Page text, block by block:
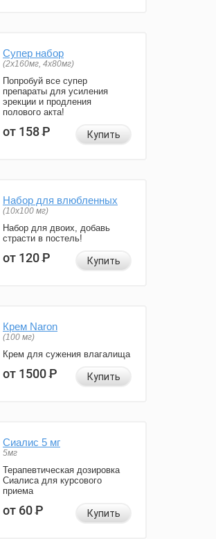
Супер набор
(2х160мг, 4х80мг)
Попробуй все супер
препараты для усиления
эрекции и продления
полового акта!
от 158Р Купить
Набор для влюбленных
(10х100 мг)
Набор для двоих, добавь
страсти в постель!
от 120Р Купить
Крем Naron
(100 мг)
Крем для сужения влагалища
от 1500Р Купить
Сиалис 5 мг
5мг
Терапевтическая дозировка
Сиалиса для курсового
приема
от 60Р Купить